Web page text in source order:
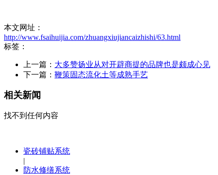
本文网址：
http://www.fsaihuijia.com/zhuangxiujiancaizhishi/63.html
标签：
上一篇： 大多赞扬业从对开辟商提的品牌也是颇成心见
下一篇： 鞭策固态流化土等成熟手艺
相关新闻
找不到任何内容
瓷砖铺贴系统
|
防水修缮系统